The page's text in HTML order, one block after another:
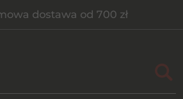
dostawa od 700 zł